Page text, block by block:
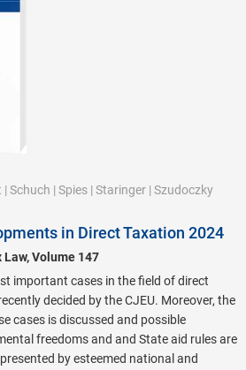
| Schuch | Spies | Staringer | Szudoczky
in Direct Taxation 2024
Volume 147
important cases in the field of direct
decided by the CJEU. Moreover, the
cases is discussed and possible
freedoms and and State aid rules are
by esteemed national and